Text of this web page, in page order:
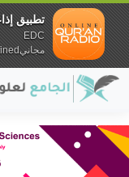
تطبيق
EDC
مجانيundefined